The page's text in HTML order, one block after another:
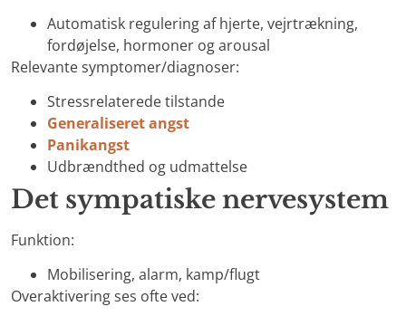
Automatisk regulering af hjerte, vejrtrækning,
fordøjelse, hormoner og arousal
Relevante symptomer/diagnoser:
Stressrelaterede tilstande
Generaliseret angst
Panikangst
Udbrændthed og udmattelse
Det sympatiske nervesystem
Funktion:
Mobilisering, alarm, kamp/flugt
Overaktivering ses ofte ved: